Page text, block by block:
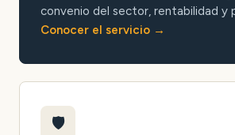
convenio del sector, rentabilidad y
Conocer el servicio
🛡️